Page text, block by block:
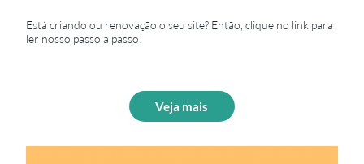
Está criando ou renovação o seu site? Então, clique no link para
ler nosso passo a passo!
Veja mais